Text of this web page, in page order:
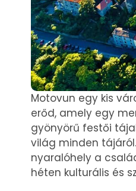
Motovun egy kis
erőd, amely egy
gyönyörű festői
világ minden
nyaralóhely a
héten kulturális és